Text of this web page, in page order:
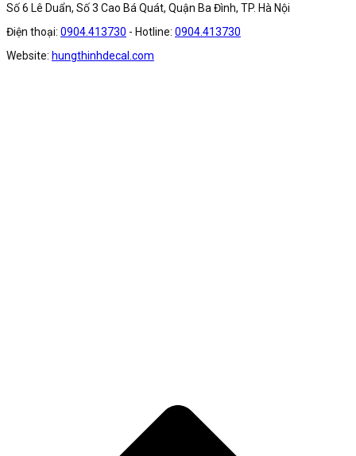
Số 6 Lê Duẩn, Số 3 Cao Bá Quát, Quận Ba Đình, TP. Hà Nội
Điện thoại: 0904.413730 - Hotline: 0904.413730
Website: hungthinhdecal.com